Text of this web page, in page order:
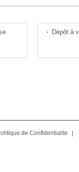
Dépôt à
de Confidentialite